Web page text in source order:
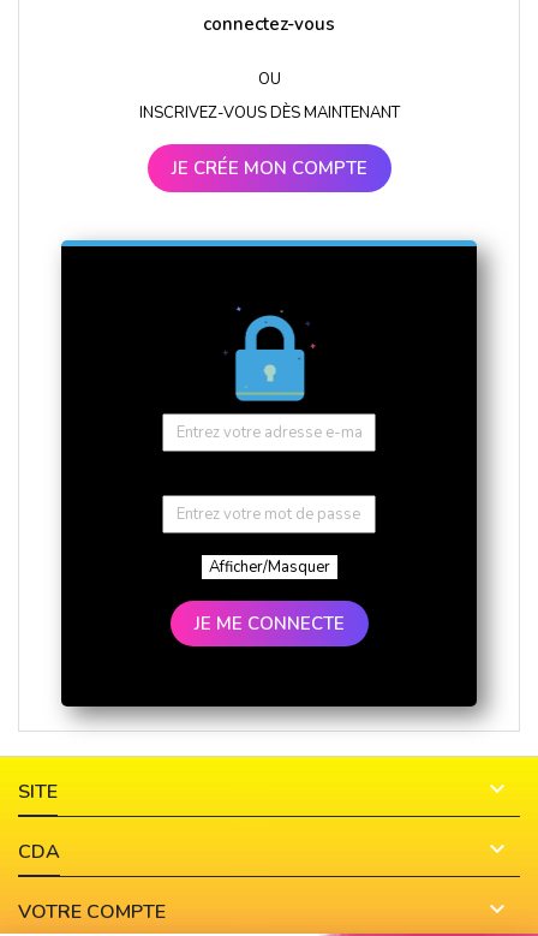
connectez-vous
OU
INSCRIVEZ-VOUS DÈS MAINTENANT
JE CRÉE MON COMPTE
Afficher/Masquer
JE ME CONNECTE
SITE 
CDA 
VOTRE COMPTE 